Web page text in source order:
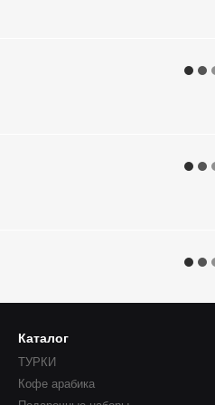
Каталог
ТУРКИ
Кофе арабика